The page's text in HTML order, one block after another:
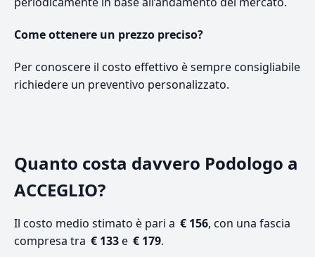
Come ottenere un prezzo preciso?
Per conoscere il costo effettivo è sempre consigliabile
richiedere un preventivo personalizzato.
Quanto costa davvero Podologo a
ACCEGLIO?
Il costo medio stimato è pari a € 156, con una fascia
compresa tra € 133e € 179.